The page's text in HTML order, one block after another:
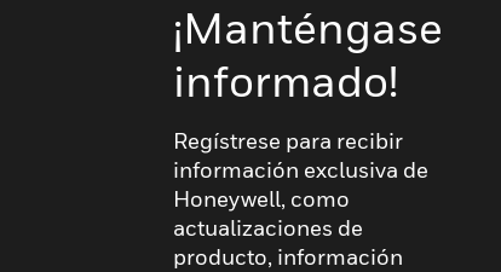
¡Manténgase
informado!
Regístrese para recibir
información exclusiva de
Honeywell, como
actualizaciones de
producto, información